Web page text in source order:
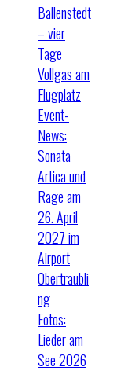
Ballenstedt
– vier
Tage
Vollgas am
Flugplatz
Event-
News:
Sonata
Artica und
Rage am
26. April
2027 im
Airport
Obertraubli
ng
Fotos:
Lieder am
See 2026